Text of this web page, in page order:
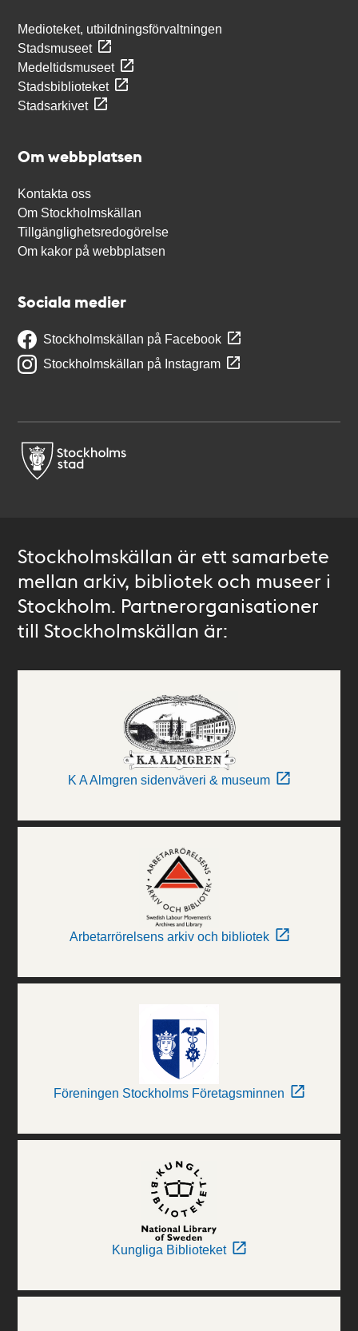
Medioteket, utbildningsförvaltningen
Stadsmuseet
Medeltidsmuseet
Stadsbiblioteket
Stadsarkivet
Om webbplatsen
Kontakta oss
Om Stockholmskällan
Tillgänglighetsredogörelse
Om kakor på webbplatsen
Sociala medier
Stockholmskällan på Facebook
Stockholmskällan på Instagram
Stockholmskällan är ett samarbete
mellan arkiv, bibliotek och museer i
Stockholm. Partnerorganisationer
till Stockholmskällan är:
K A Almgren sidenväveri & museum
Arbetarrörelsens arkiv och bibliotek
Föreningen Stockholms Företagsminnen
Kungliga Biblioteket